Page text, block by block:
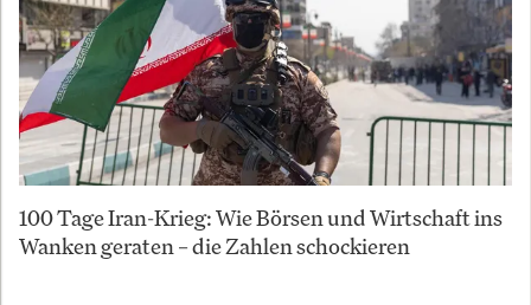
100 Tage Iran-Krieg: Wie Börsen und Wirtschaft ins
Wanken geraten – die Zahlen schockieren